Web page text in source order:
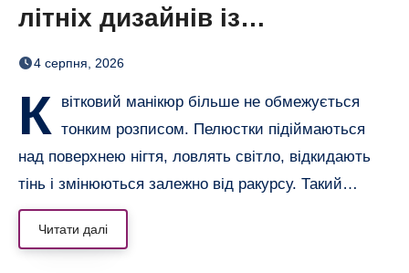
літніх дизайнів із
неймовірним 3D-ефектом
4 серпня, 2026
К
вітковий манікюр більше не обмежується
тонким розписом. Пелюстки підіймаються
над поверхнею нігтя, ловлять світло, відкидають
тінь і змінюються залежно від ракурсу. Такий…
Читати далі